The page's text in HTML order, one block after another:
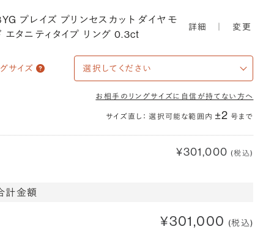
プレイズ プリンセスカット ダイヤモ
エタニティタイプ リング 0.3ct
詳細 変更
グサイズ
お相手のリングサイズに自信が持てない方へ
サイズ直し： 選択可能な範囲内 ±2 号まで
¥301,000 (税込)
計金額
¥301,000 (税込)